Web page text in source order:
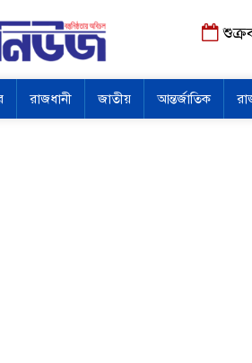
রাজধানী জাতীয় আন্তর্জাতিক